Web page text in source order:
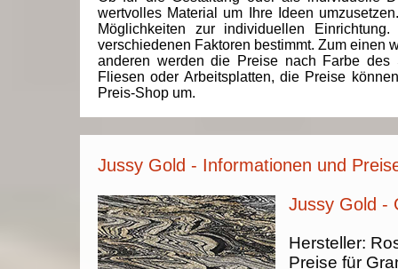
wertvolles Material um Ihre Ideen
Möglichkeiten zur individuellen
verschiedenen Faktoren bestimmt. Zum einen
anderen werden die Preise nach Farbe des
Fliesen oder Arbeitsplatten, die Preise
Preis-Shop um.
Jussy Gold - Informationen und
Jussy Gold -
Hersteller:
Preise für